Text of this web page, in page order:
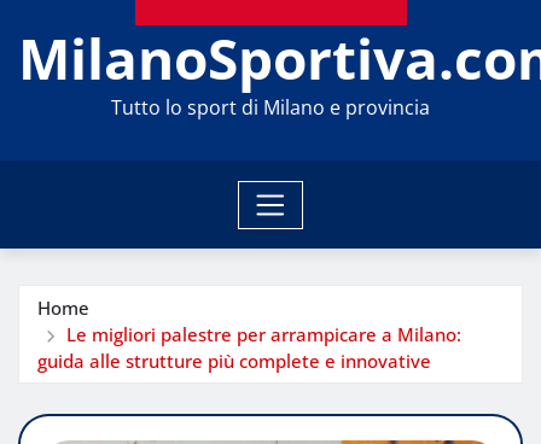
Tutto lo sport di Milano e provincia
Home
Le migliori palestre per arrampicare a Milano:
guida alle strutture più complete e innovative